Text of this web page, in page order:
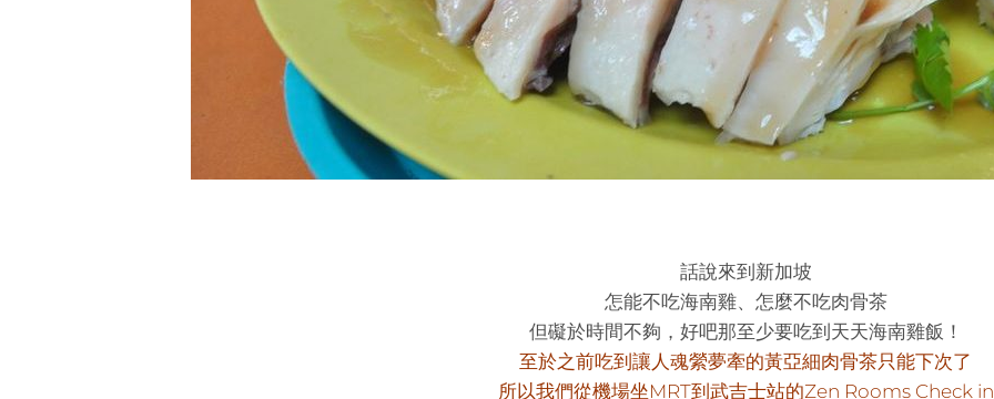
話說來到新加坡
怎能不吃海南雞、怎麼不吃肉骨茶
但礙於時間不夠，好吧那至少要吃到天天海南雞飯！
至於之前吃到讓人魂縈夢牽的黃亞細肉骨茶只能下次了
所以我們從機場坐MRT到武吉士站的Zen Rooms Check in